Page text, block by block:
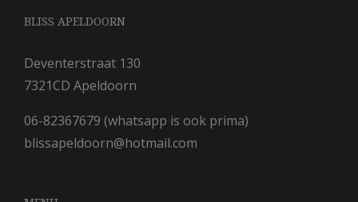
BLISS APELDOORN
Deventerstraat 130
7321CD Apeldoorn
06-82367679 (whatsapp is ook prima)
blissapeldoorn@hotmail.com